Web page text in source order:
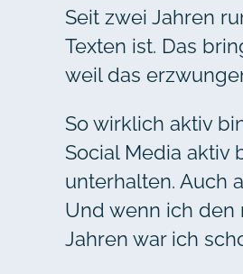
Seit zwei Jahren
Texten ist. Das
weil das
So wirklich aktiv
Social Media aktiv
unterhalten. Auch
Und wenn ich den
Jahren war ich